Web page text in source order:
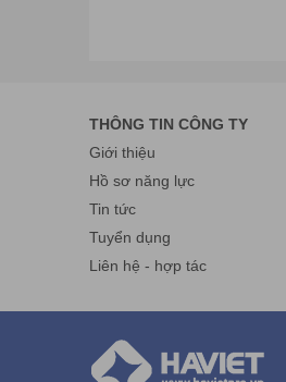
THÔNG TIN CÔNG TY
Giới thiệu
Hồ sơ năng lực
Tin tức
Tuyển dụng
Liên hệ - hợp tác